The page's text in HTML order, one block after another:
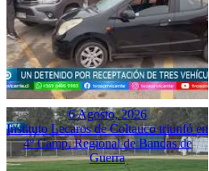
6 Agosto, 2026
Instituto Lecaros de Coltauco triunfó en
4º Camp. Regional de Bandas de
Guerra